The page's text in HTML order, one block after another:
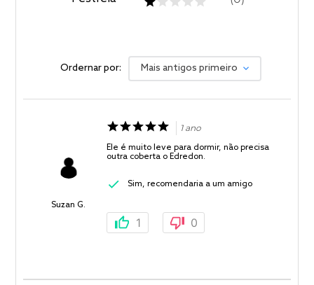
Ordernar por: Mais antigos primeiro
Suzan G.
1 ano
Ele é muito leve para dormir, não precisa
outra coberta o Edredon.
Sim, recomendaria a um amigo
1 0